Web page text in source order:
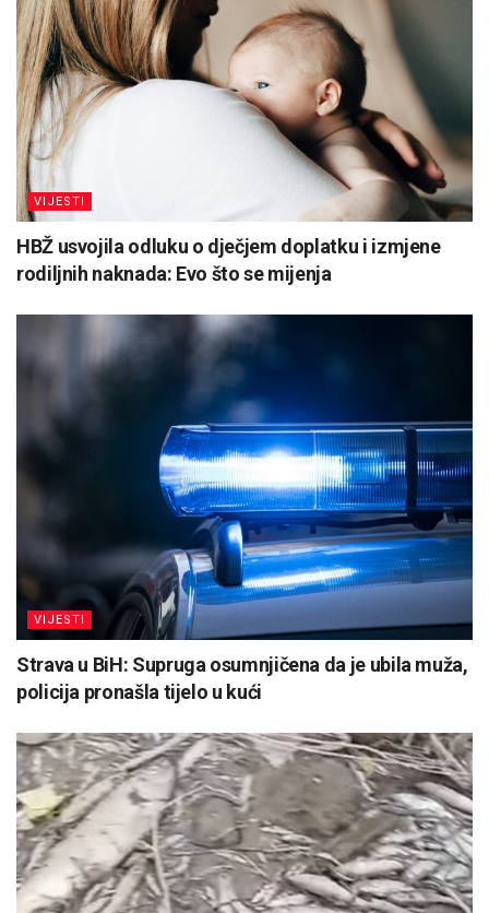
VIJESTI
HBŽ usvojila odluku o dječjem doplatku i izmjene
rodiljnih naknada: Evo što se mijenja
VIJESTI
Strava u BiH: Supruga osumnjičena da je ubila muža,
policija pronašla tijelo u kući